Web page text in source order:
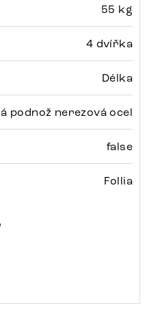
55 kg
4 dvířka
Délka
podnož nerezová ocel
false
Follia